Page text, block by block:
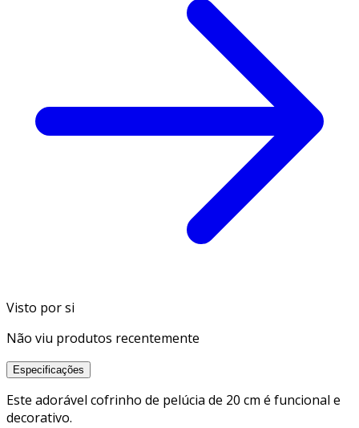
Visto por si
Não viu produtos recentemente
Especificações
Este adorável cofrinho de pelúcia de 20 cm é funcional e
decorativo.